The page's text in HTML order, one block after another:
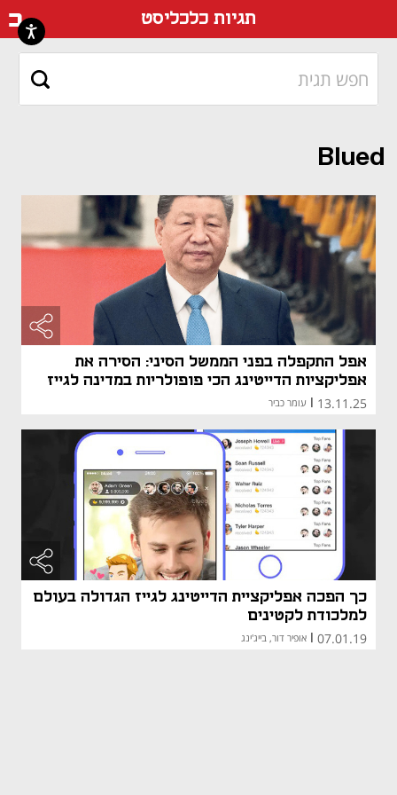
תגיות כלכליסט
Blued
אפל התקפלה בפני הממשל הסיני: הסירה את
אפליקציות הדייטינג הכי פופולריות במדינה לגייז
13.11.25 עומר כביר
כך הפכה אפליקציית הדייטינג לגייז הגדולה בעולם
למלכודת לקטינים
07.01.19 אופיר דור, בייג'ינג